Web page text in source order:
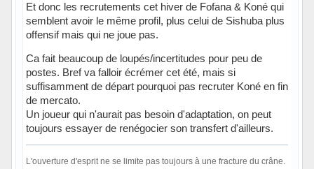
Et donc les recrutements cet hiver de Fofana & Koné qui
semblent avoir le même profil, plus celui de Sishuba plus
offensif mais qui ne joue pas.
Ca fait beaucoup de loupés/incertitudes pour peu de
postes. Bref va falloir écrémer cet été, mais si
suffisamment de départ pourquoi pas recruter Koné en fin
de mercato.
Un joueur qui n'aurait pas besoin d'adaptation, on peut
toujours essayer de renégocier son transfert d'ailleurs.
L'ouverture d'esprit ne se limite pas toujours à une fracture du crâne.